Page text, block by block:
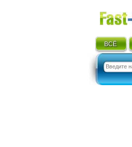
ВСЁ